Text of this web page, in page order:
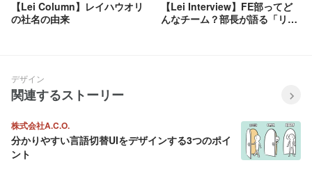
【Lei Column】レイハウオリ
の社名の由来
【Lei Interview】FE部ってど
んなチーム？部長が語る「リア
デザイン
関連するストーリー
株式会社A.C.O.
分かりやすい言語切替UIをデザインする3つのポイ
ント